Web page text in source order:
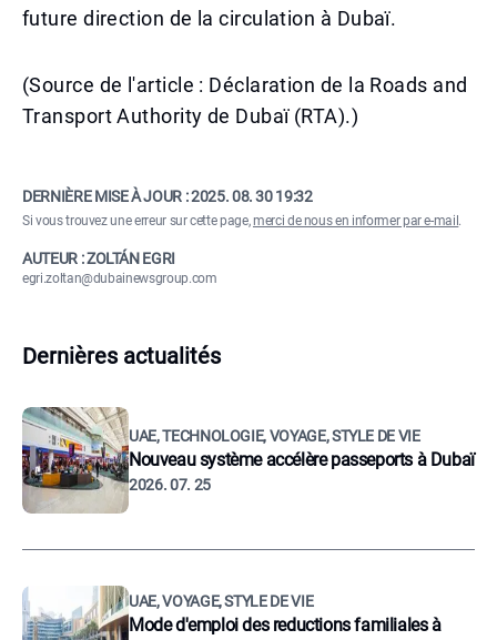
future direction de la circulation à Dubaï.
(Source de l'article : Déclaration de la Roads and
Transport Authority de Dubaï (RTA).)
DERNIÈRE MISE À JOUR :2025. 08. 30 19:32
Si vous trouvez une erreur sur cette page,merci de nous en informer par e-mail .
AUTEUR : ZOLTÁN EGRI
egri.zoltan@dubainewsgroup.com
Dernières actualités
UAE, TECHNOLOGIE, VOYAGE, STYLE DE VIE
Nouveau système accélère passeports à Dubaï
2026. 07. 25
UAE, VOYAGE, STYLE DE VIE
Mode d'emploi des reductions familiales à